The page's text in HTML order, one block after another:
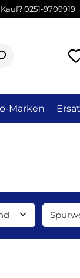
0251-9709919
Marken